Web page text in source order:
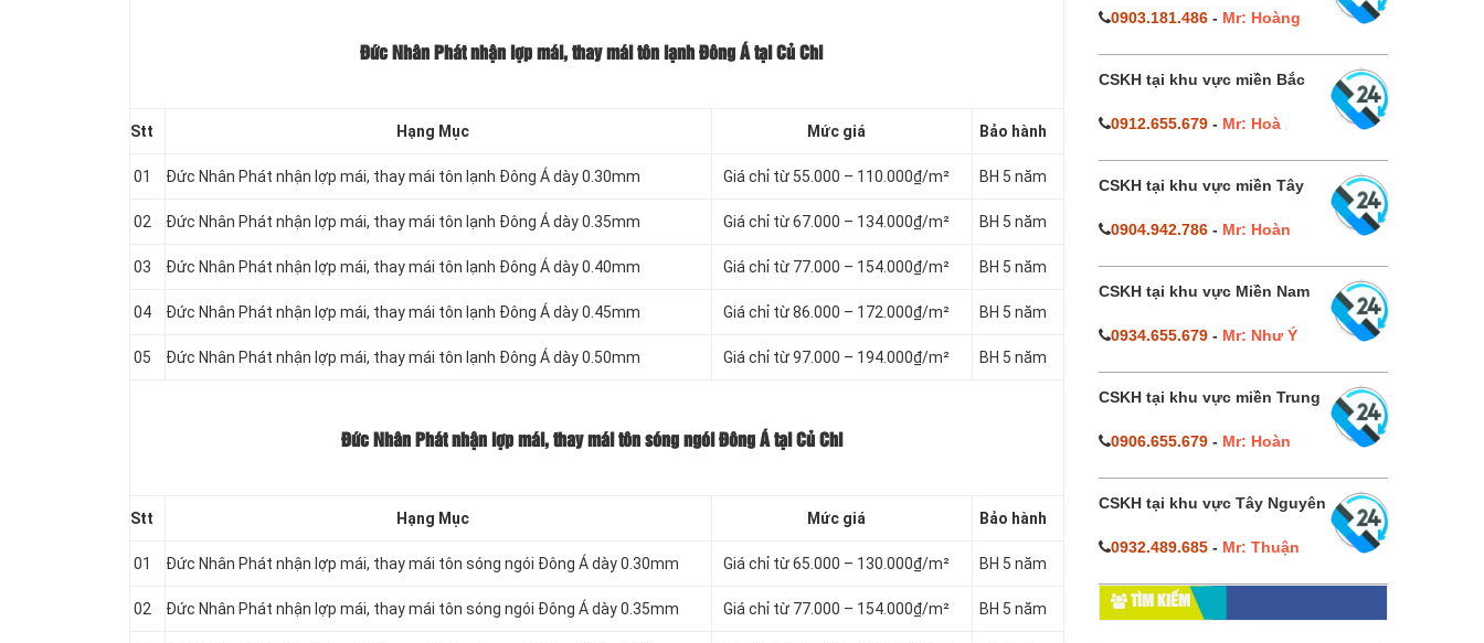
Đức Nhân Phát nhận lợp mái, thay mái tôn lạnh Đông Á tại Củ Chi
Stt Hạng Mục Mức giá Bảo hành
01 Đức Nhân Phát nhận lợp mái, thay mái tôn lạnh Đông Á dày 0.30mm Giá chỉ từ 55.000 – 110.000₫/m² BH 5 năm
02 Đức Nhân Phát nhận lợp mái, thay mái tôn lạnh Đông Á dày 0.35mm Giá chỉ từ 67.000 – 134.000₫/m² BH 5 năm
03 Đức Nhân Phát nhận lợp mái, thay mái tôn lạnh Đông Á dày 0.40mm Giá chỉ từ 77.000 – 154.000₫/m² BH 5 năm
04 Đức Nhân Phát nhận lợp mái, thay mái tôn lạnh Đông Á dày 0.45mm Giá chỉ từ 86.000 – 172.000₫/m² BH 5 năm
05 Đức Nhân Phát nhận lợp mái, thay mái tôn lạnh Đông Á dày 0.50mm Giá chỉ từ 97.000 – 194.000₫/m² BH 5 năm
Đức Nhân Phát nhận lợp mái, thay mái tôn sóng ngói Đông Á tại Củ Chi
Stt Hạng Mục Mức giá Bảo hành
01 Đức Nhân Phát nhận lợp mái, thay mái tôn sóng ngói Đông Á dày 0.30mm Giá chỉ từ 65.000 – 130.000₫/m² BH 5 năm
02 Đức Nhân Phát nhận lợp mái, thay mái tôn sóng ngói Đông Á dày 0.35mm Giá chỉ từ 77.000 – 154.000₫/m² BH 5 năm
0903.181.486- Mr: Hoàng
CSKH tại khu vực miền Bắc
0912.655.679- Mr: Hoà
CSKH tại khu vực miền Tây
0904.942.786- Mr: Hoàn
CSKH tại khu vực Miền Nam
0934.655.679- Mr: Như Ý
CSKH tại khu vực miền Trung
0906.655.679- Mr: Hoàn
CSKH tại khu vực Tây Nguyên
0932.489.685- Mr: Thuận
TÌM KIẾM